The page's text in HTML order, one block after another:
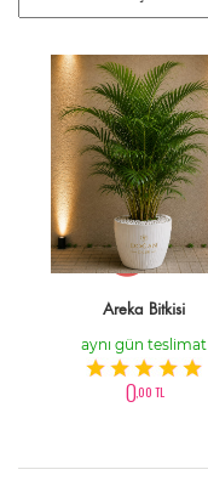
Areka Bitkisi
aynı gün teslimat
0,00 TL